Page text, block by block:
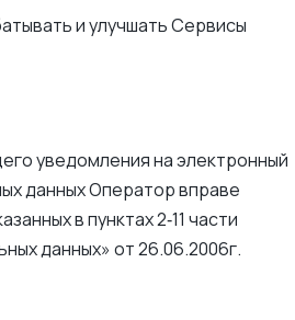
и улучшать Сервисы
уведомления на электронный
данных Оператор вправе
в пунктах 2‑11 части
данных» от 26.06.2006г.